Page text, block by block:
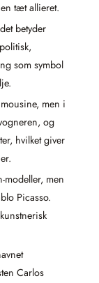
tæt allieret.
betyder
som symbol
men i
og
hvilket giver
modeller, men
Picasso.
Carlos